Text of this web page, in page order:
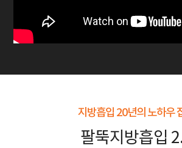
지방흡입 20년의 노하우
팔뚝지방흡입